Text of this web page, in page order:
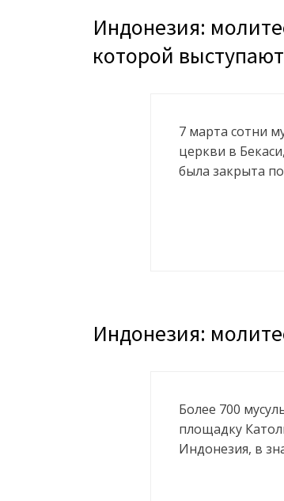
Индонезия:
которой
7 марта сотни
церкви в
была закрыта
Индонезия:
Более 700
площадку
Индонезия, в